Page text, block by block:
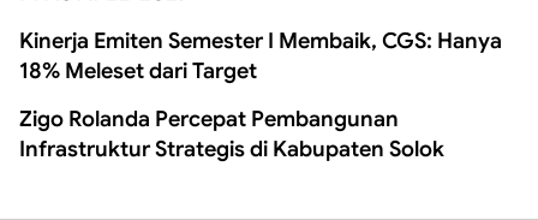
Kinerja Emiten Semester I Membaik, CGS: Hanya
18% Meleset dari Target
Zigo Rolanda Percepat Pembangunan
Infrastruktur Strategis di Kabupaten Solok